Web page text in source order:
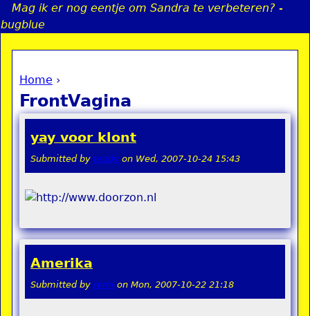
Jump to navigation
Mag ik er nog eentje om Sandra te verbeteren? -
bugblue
You are here
Home ›
FrontVagina
yay voor klont
Submitted by teddy on Wed, 2007-10-24 15:43
Amerika
Submitted by remi on Mon, 2007-10-22 21:18